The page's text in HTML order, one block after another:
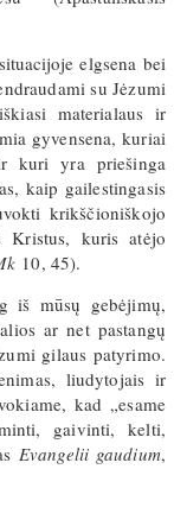
elgsena bei
su Jėzumi
materialaus ir
gyvensena, kuriai
kuri yra priešinga
kaip gailestingasis
krikščioniškojo
Kristus, kuris atėjo
10, 45).
iš mūsų gebėjimų,
ar net pastangų
gilaus patyrimo.
liudytojais ir
kad „esame
gaivinti, kelti,
Evangelii gaudium,